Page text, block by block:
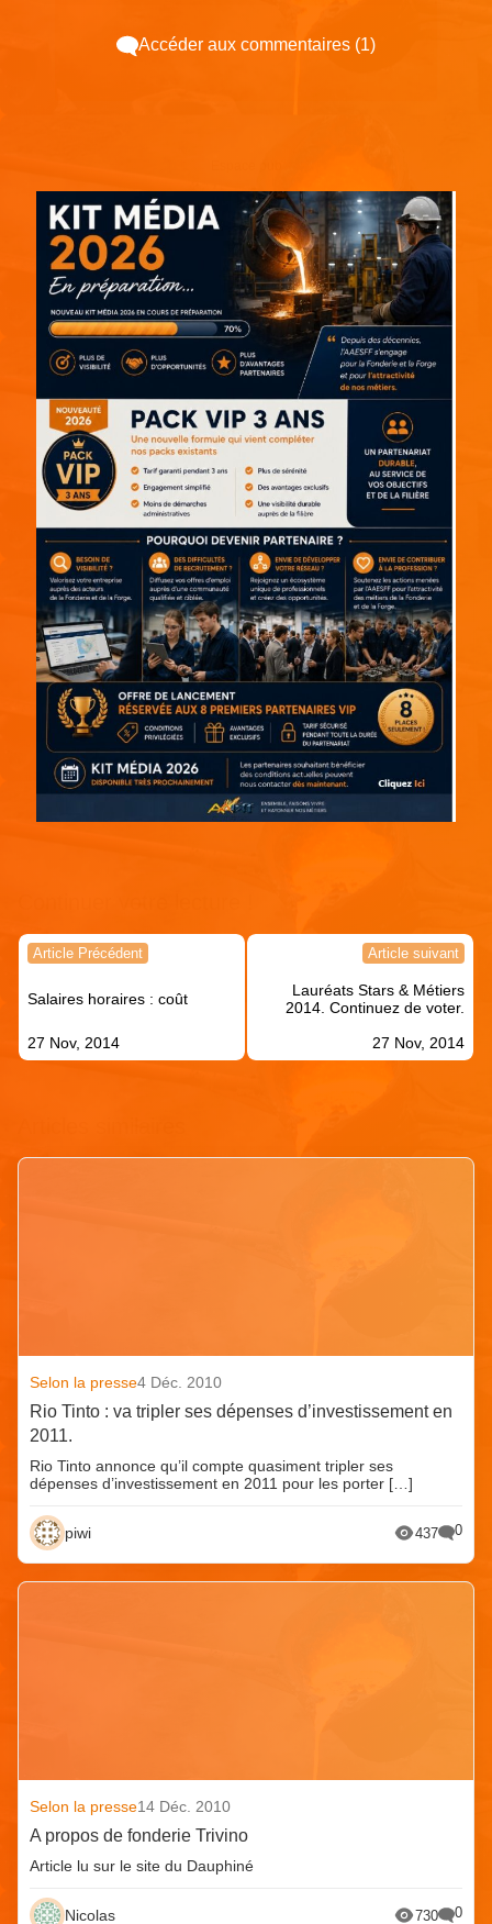
Accéder aux commentaires (1)
Navigation
l’article
Article Précédent
Salaires horaires : coût
27 Nov, 2014
Article suivant
Lauréats Stars & Métiers
2014. Continuez de voter.
27 Nov, 2014
Selon la presse4 Déc. 2010
Rio Tinto : va tripler ses dépenses d’investissement en
2011.
Rio Tinto annonce qu’il compte quasiment tripler ses
dépenses d’investissement en 2011 pour les porter […]
piwi 437 0
Selon la presse14 Déc. 2010
A propos de fonderie Trivino
Article lu sur le site du Dauphiné
Nicolas 730 0